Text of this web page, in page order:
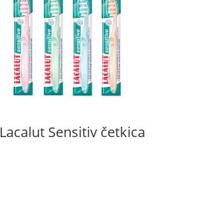
Lacalut Sensitiv četkica